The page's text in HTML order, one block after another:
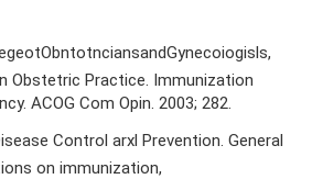
Obstetric Practice. Immunization
ACOG Com Opin. 2003; 282.
Control arxl Prevention. General
on immunization,